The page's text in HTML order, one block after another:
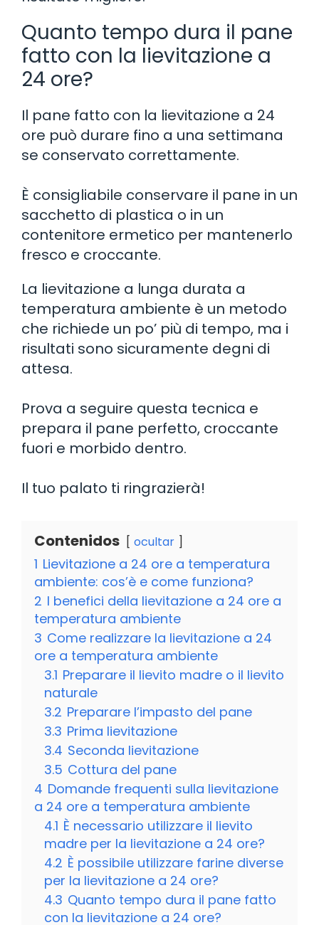
Quanto tempo dura il pane
fatto con la lievitazione a
24 ore?
Il pane fatto con la lievitazione a 24
ore può durare fino a una settimana
se conservato correttamente.
È consigliabile conservare il pane in un
sacchetto di plastica o in un
contenitore ermetico per mantenerlo
fresco e croccante.
La lievitazione a lunga durata a
temperatura ambiente è un metodo
che richiede un po’ più di tempo, ma i
risultati sono sicuramente degni di
attesa.
Prova a seguire questa tecnica e
prepara il pane perfetto, croccante
fuori e morbido dentro.
Il tuo palato ti ringrazierà!
Contenidos ocultar
1 Lievitazione a 24 ore a temperatura
ambiente: cos’è e come funziona?
2 I benefici della lievitazione a 24 ore a
temperatura ambiente
3 Come realizzare la lievitazione a 24
ore a temperatura ambiente
3.1 Preparare il lievito madre o il lievito
naturale
3.2 Preparare l’impasto del pane
3.3 Prima lievitazione
3.4 Seconda lievitazione
3.5 Cottura del pane
4 Domande frequenti sulla lievitazione
a 24 ore a temperatura ambiente
4.1 È necessario utilizzare il lievito
madre per la lievitazione a 24 ore?
4.2 È possibile utilizzare farine diverse
per la lievitazione a 24 ore?
4.3 Quanto tempo dura il pane fatto
con la lievitazione a 24 ore?